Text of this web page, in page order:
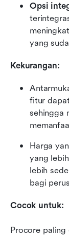
Opsi
yang
Kekurangan:
fitur
sehingga
Harga
yang
lebih
bagi
Cocok untuk:
Procore